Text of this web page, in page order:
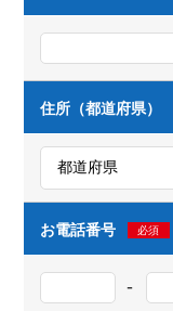
住所（都道府県）
お電話番号 必須
-